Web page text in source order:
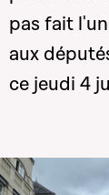
pas fait
aux
ce jeudi 4